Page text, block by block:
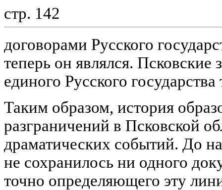
стр. 142
договорами Русского
теперь он являлся. Псковские
единого Русского
Таким образом, история
разграничений в Псковской
драматических событий. До
не сохранилось ни одного
точно определяющего эту